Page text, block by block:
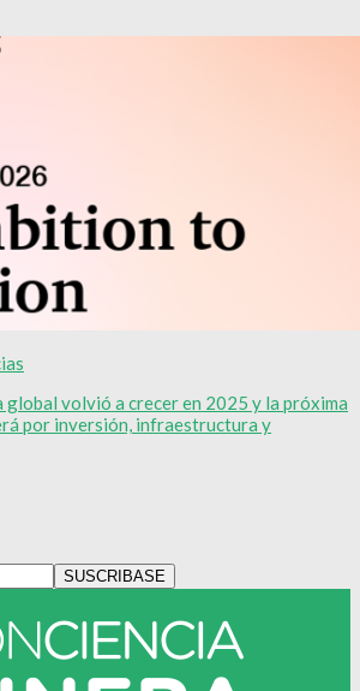
global volvió a crecer en 2025 y la próxima
por inversión, infraestructura y